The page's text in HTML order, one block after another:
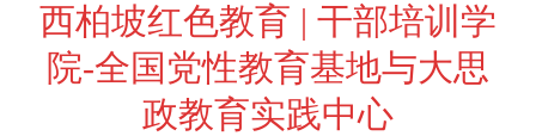
西柏坡红色教育 | 干部培训学
院-全国党性教育基地与大思
政教育实践中心